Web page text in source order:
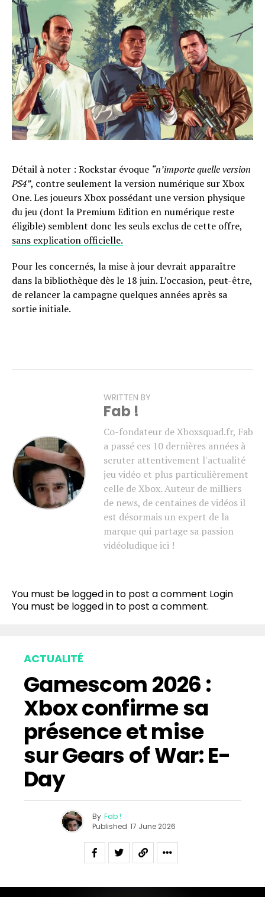
Détail à noter : Rockstar évoque “n’importe quelle version
PS4”, contre seulement la version numérique sur Xbox
One. Les joueurs Xbox possédant une version physique
du jeu (dont la Premium Edition en numérique reste
éligible) semblent donc les seuls exclus de cette offre,
sans explication officielle.
Pour les concernés, la mise à jour devrait apparaître
dans la bibliothèque dès le 18 juin. L’occasion, peut-être,
de relancer la campagne quelques années après sa
sortie initiale.
WRITTEN BY
Fab !
Co-fondateur de Xboxsquad.fr, Fab
a passé ces 10 dernières années à
scruter attentivement l'actualité
jeu vidéo et plus particulièrement
celle de Xbox. Auteur de milliers
de news, de centaines de vidéos il
est désormais un expert de la
marque qui partage sa passion
vidéoludique ici !
You must be logged in to post a comment Login
You must be logged in to post a comment.
ACTUALITÉ
Gamescom 2026 :
Xbox confirme sa
présence et mise
sur Gears of War: E-
Day
By Fab !
Published 17 June 2026